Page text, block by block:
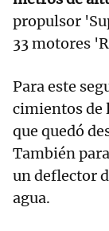
propulsor
33 motores
Para este
cimientos de
que quedó
También
un deflector
agua.